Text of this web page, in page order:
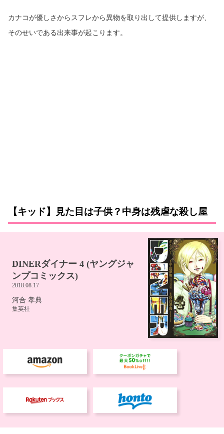
カナコが優しさからスフレから異物を取り出して提供しますが、
そのせいである出来事が起こります。
【キッド】見た目は子供？中身は残虐な殺し屋